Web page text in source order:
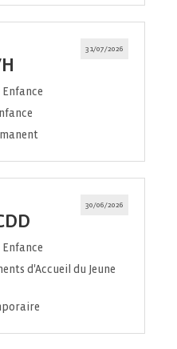
31/07/2026
fenêtre)
30/06/2026
fenêtre)
d'Accueil du Jeune